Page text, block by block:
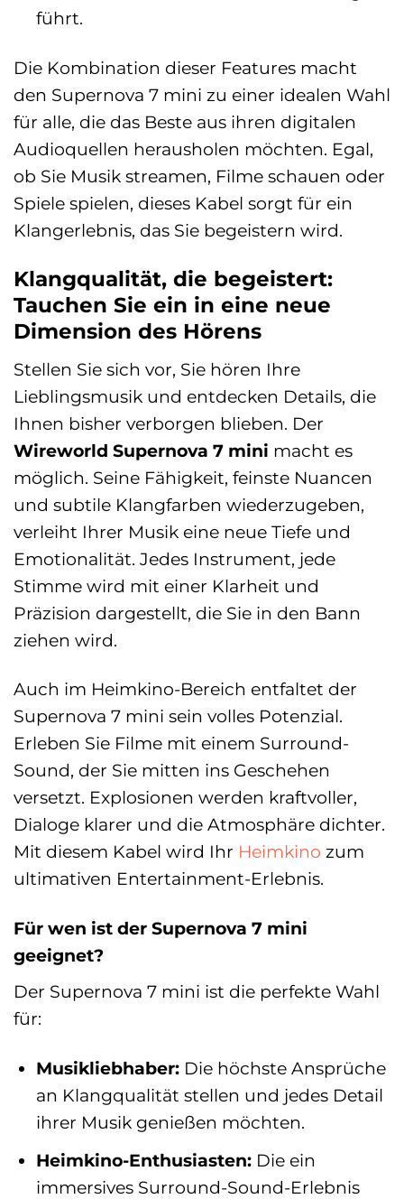
führt.
Die Kombination dieser Features macht
den Supernova 7 mini zu einer idealen Wahl
für alle, die das Beste aus ihren digitalen
Audioquellen herausholen möchten. Egal,
ob Sie Musik streamen, Filme schauen oder
Spiele spielen, dieses Kabel sorgt für ein
Klangerlebnis, das Sie begeistern wird.
Klangqualität, die begeistert:
Tauchen Sie ein in eine neue
Dimension des Hörens
Stellen Sie sich vor, Sie hören Ihre
Lieblingsmusik und entdecken Details, die
Ihnen bisher verborgen blieben. Der
Wireworld Supernova 7 mini macht es
möglich. Seine Fähigkeit, feinste Nuancen
und subtile Klangfarben wiederzugeben,
verleiht Ihrer Musik eine neue Tiefe und
Emotionalität. Jedes Instrument, jede
Stimme wird mit einer Klarheit und
Präzision dargestellt, die Sie in den Bann
ziehen wird.
Auch im Heimkino-Bereich entfaltet der
Supernova 7 mini sein volles Potenzial.
Erleben Sie Filme mit einem Surround-
Sound, der Sie mitten ins Geschehen
versetzt. Explosionen werden kraftvoller,
Dialoge klarer und die Atmosphäre dichter.
Mit diesem Kabel wird Ihr Heimkino zum
ultimativen Entertainment-Erlebnis.
Für wen ist der Supernova 7 mini
geeignet?
Der Supernova 7 mini ist die perfekte Wahl
für:
Musikliebhaber:Die höchste Ansprüche
an Klangqualität stellen und jedes Detail
ihrer Musik genießen möchten.
Heimkino-Enthusiasten:Die ein
immersives Surround-Sound-Erlebnis